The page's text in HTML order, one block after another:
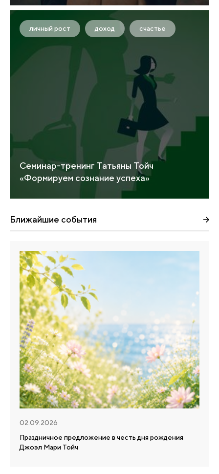
личный рост доход счастье
Семинар-тренинг Татьяны Тойч
«Формируем сознание успеха»
Ближайшие события
02.09.2026
Праздничное предложение в честь дня рождения
Джоэл Мари Тойч